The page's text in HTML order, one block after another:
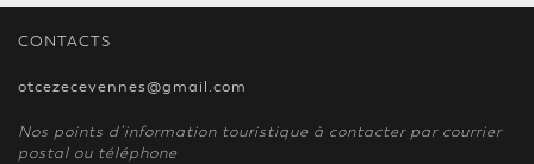
CONTACTS
otcezecevennes@gmail.com
Nos points d’information touristique à contacter par courrier
postal ou téléphone